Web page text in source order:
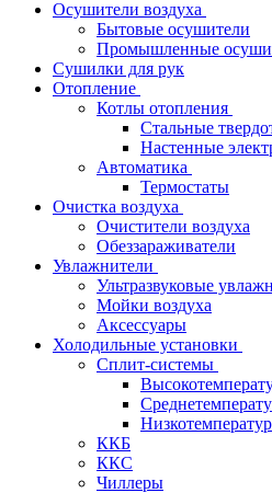
Осушители воздуха
Бытовые осушители
Промышленные
Сушилки для рук
Отопление
Котлы отопления
Стальные
Настенные
Автоматика
Термостаты
Очистка воздуха
Очистители воздуха
Обеззараживатели
Увлажнители
Ультразвуковые
Мойки воздуха
Аксессуары
Холодильные установки
Сплит-системы
ККБ
ККС
Чиллеры